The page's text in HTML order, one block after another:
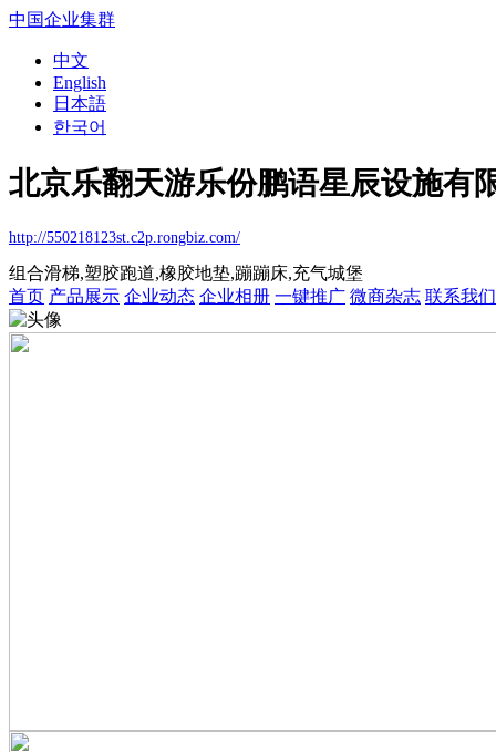
中国企业集群
中文
English
日本語
한국어
北京乐翻天游乐份鹏语星辰设施有
http://550218123st.c2p.rongbiz.com/
组合滑梯,塑胶跑道,橡胶地垫,蹦蹦床,充气城堡
首页 产品展示 企业动态 企业相册 一键推广 微商杂志 联系我们